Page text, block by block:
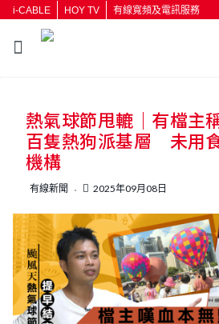
i-CABLE HOY TV 有線寬頻及電訊服務
按輸入鍵開始搜
熱氣球節甩轆｜有檔
百隻熱狗派基層 未用
機構
有線新聞 2025年09月08日